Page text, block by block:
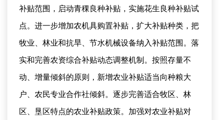
补贴范围，启动青稞良种补贴，实施花生良种补贴试
点。进一步增加农机具购置补贴，扩大补贴种类，把
牧业、林业和抗旱、节水机械设备纳入补贴范围。落
实和完善农资综合补贴动态调整机制。按照存量不
动、增量倾斜的原则，新增农业补贴适当向种粮大
户、农民专业合作社倾斜。逐步完善适合牧区、林
区、垦区特点的农业补贴政策。加强对农业补贴对